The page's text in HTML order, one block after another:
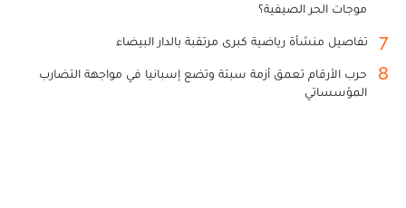
موجات الحر الصيفية؟
7 تفاصيل منشأة رياضية كبرى مرتقبة بالدار البيضاء
8
حرب الأرقام تعمق أزمة سبتة وتضع إسبانيا في مواجهة التضارب
المؤسساتي